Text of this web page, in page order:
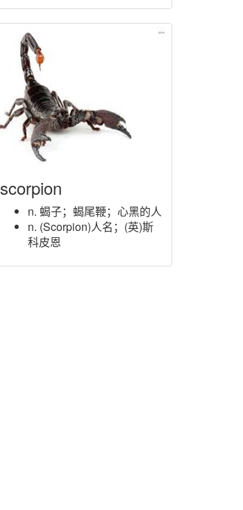
scorpion
n. 蝎子；蝎尾鞭；心黑的人
n. (Scorpion)人名；(英)斯
科皮恩